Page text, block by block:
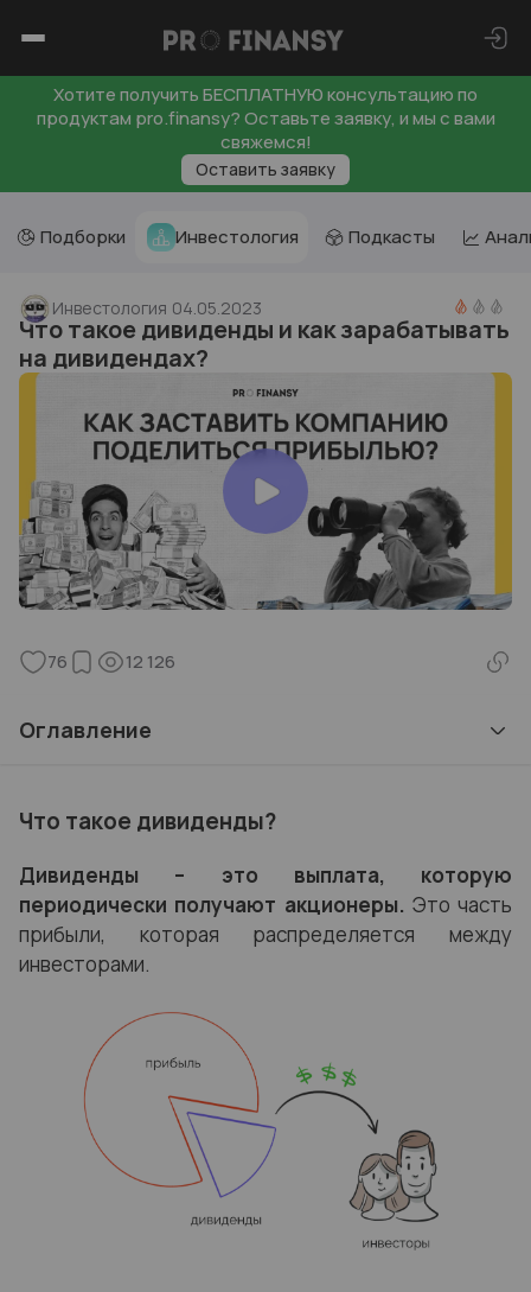
Хотите получить БЕСПЛАТНУЮ консультацию по
продуктам pro.finansy? Оставьте заявку, и мы с вами
свяжемся!
Оставить заявку
Подборки Инвестология Подкасты
Инвестология 04.05.2023
Что такое дивиденды и как зарабатывать
на дивидендах?
76 12 126
Оглавление
Что такое дивиденды?
Дивиденды – это выплата, которую
периодически получают акционеры. Это часть
прибыли, которая распределяется между
инвесторами.